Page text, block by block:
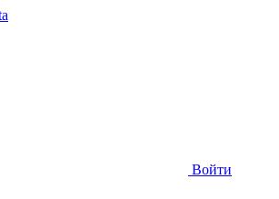
Войти